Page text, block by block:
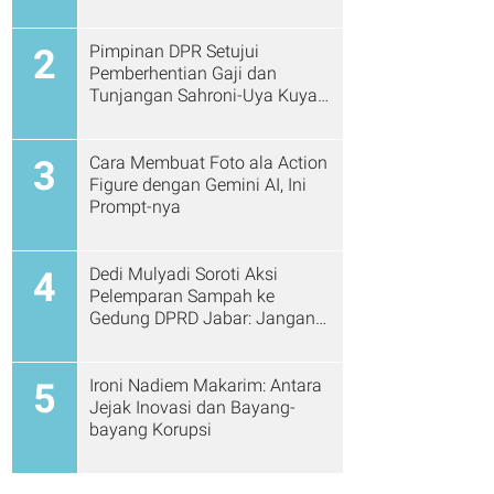
2
Pimpinan DPR Setujui
Pemberhentian Gaji dan
Tunjangan Sahroni-Uya Kuya
3
Cara Membuat Foto ala Action
Figure dengan Gemini AI, Ini
Prompt-nya
4
Dedi Mulyadi Soroti Aksi
Pelemparan Sampah ke
Gedung DPRD Jabar: Jangan
5
Ironi Nadiem Makarim: Antara
Jejak Inovasi dan Bayang-
bayang Korupsi